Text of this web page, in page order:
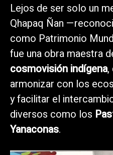
Lejos de ser solo un
Qhapaq Ñan
como Patrimonio
fue una obra maestra
cosmovisión indígena,
armonizar con los
y facilitar el
diversos como los
Yanaconas.